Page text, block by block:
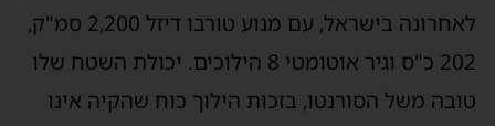
לאחרונה בישראל, עם מנוע טורבו דיזל 2,200 סמ"ק,
202 כ"ס וגיר אוטומטי 8 הילוכים. יכולת השטח שלו
משל הסורנטו, בזכות הילוך כוח שהקיה אינו